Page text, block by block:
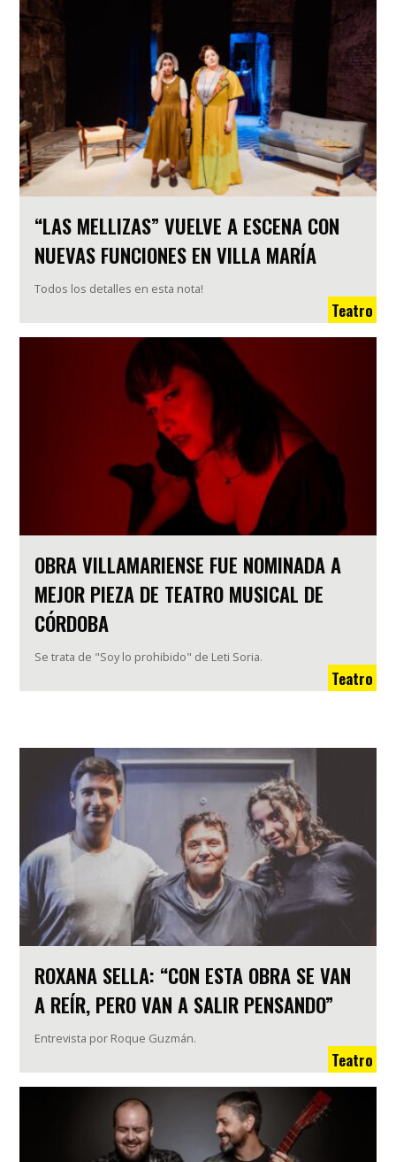
“LAS MELLIZAS” VUELVE A ESCENA CON
NUEVAS FUNCIONES EN VILLA MARÍA
Todos los detalles en esta nota!
Teatro
OBRA VILLAMARIENSE FUE NOMINADA A
MEJOR PIEZA DE TEATRO MUSICAL DE
CÓRDOBA
Se trata de "Soy lo prohibido" de Leti Soria.
Teatro
ROXANA SELLA: “CON ESTA OBRA SE VAN
A REÍR, PERO VAN A SALIR PENSANDO”
Entrevista por Roque Guzmán.
Teatro